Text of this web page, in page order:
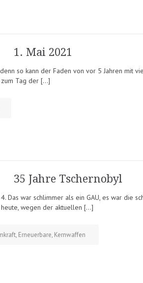
1. Mai 2021
so kann der Faden von vor 5 Jahren mit
zum Tag der […]
35 Jahre Tschernobyl
Das war schlimmer als ein GAU, es war die
heute, wegen der aktuellen […]
, Erneuerbare, Kernwaffen